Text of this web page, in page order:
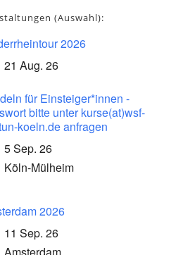
(Auswahl):
2026
21 Aug. 26
für Einsteiger*innen -
bitte unter kurse(at)wsf-
koeln.de anfragen
5 Sep. 26
Köln-Mülheim
2026
11 Sep. 26